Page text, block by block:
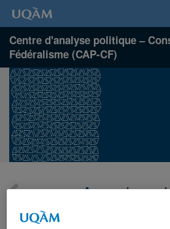
Centre d'analyse politique –
Fédéralisme (CAP-CF)
Axes de
Produire un savoir innovant,